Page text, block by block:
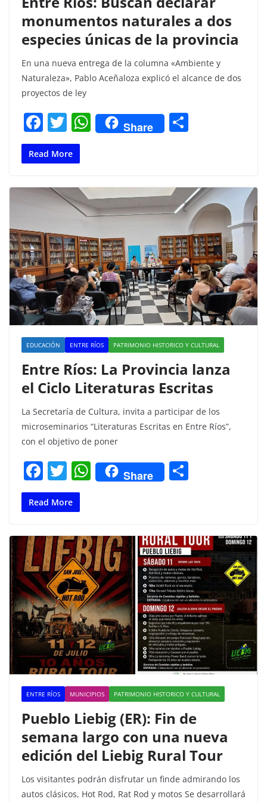
monumentos naturales a dos
especies únicas de la provincia
En una nueva entrega de la columna «Ambiente y
Naturaleza», Pablo Aceñaloza explicó el alcance de dos
proyectos de ley
F
a
c
b
o
k
T
w
itt
W
h
A
p
p
Share
ar
tir
Read More
EDUCACIÓN ENTRE RÍOS PATRIMONIO HISTORICO Y CULTURAL
Entre Ríos: La Provincia lanza
el Ciclo Literaturas Escritas
La Secretaría de Cultura, invita a participar de los
microseminarios “Literaturas Escritas en Entre Ríos”,
con el objetivo de poner
F
a
c
b
o
o
k
T
w
itt
W
h
A
p
p
Share
ar
tir
Read More
ENTRE RÍOS MUNICIPIOS PATRIMONIO HISTORICO Y CULTURAL
Pueblo Liebig (ER): Fin de
semana largo con una nueva
edición del Liebig Rural Tour
Los visitantes podrán disfrutar un finde admirando los
autos clásicos, Hot Rod, Rat Rod y motos Se desarrollará